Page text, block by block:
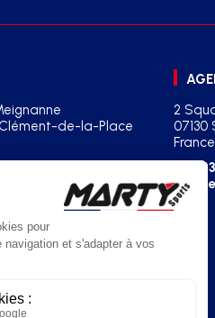
de-la-Place
2
07130
France